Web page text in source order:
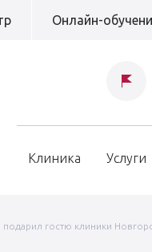
Онлайн-
Клиника Услуги
подарил гостю клиники